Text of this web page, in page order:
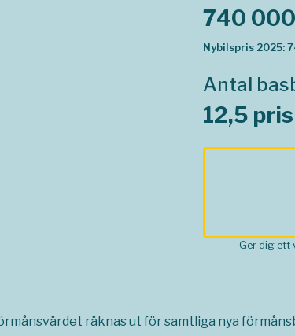
740
Nybilspris 2025:
Antal
12,5
Ger dig ett
räknas ut för samtliga nya